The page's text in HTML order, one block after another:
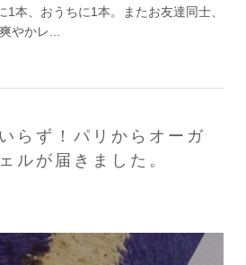
本、おうちに1本。またお友達同士、
やかレ...
らず！パリからオーガ
ルが届きました。